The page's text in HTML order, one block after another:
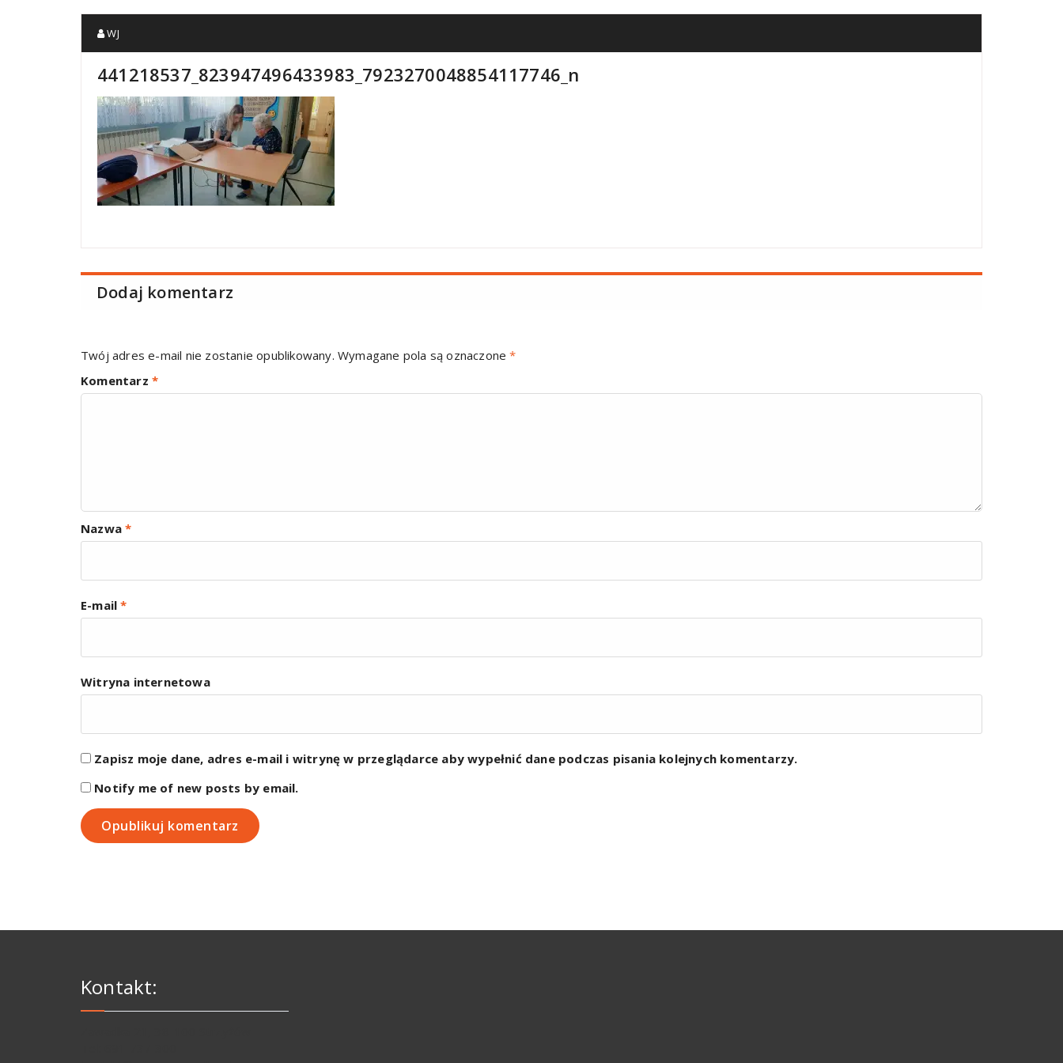
WJ
441218537_823947496433983_7923270048854117746_n
Dodaj komentarz
Twój adres e-mail nie zostanie opublikowany. Wymagane pola są oznaczone*
Komentarz *
Nazwa*
E-mail*
Witryna internetowa
Zapisz moje dane, adres e-mail i witrynę w przeglądarce aby wypełnić dane podczas pisania kolejnych komentarzy.
Notify me of new posts by email.
Kontakt: